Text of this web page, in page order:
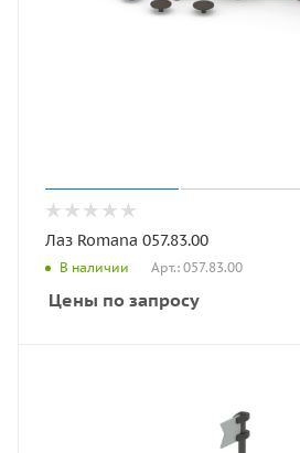
Лаз Romana 057.83.00
В наличии Арт.: 057.83.00
Цены по запросу